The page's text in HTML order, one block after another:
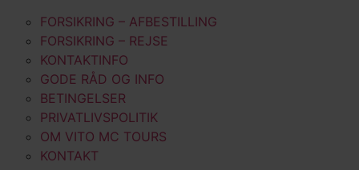
FORSIKRING – AFBESTILLING
FORSIKRING – REJSE
KONTAKTINFO
GODE RÅD OG INFO
BETINGELSER
PRIVATLIVSPOLITIK
OM VITO MC TOURS
KONTAKT